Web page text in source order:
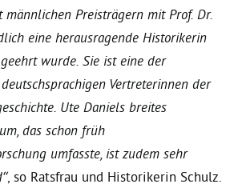
Rathaus
– 2030
männlichen Preisträgern mit Prof. Dr.
eine herausragende Historikerin
wurde. Sie ist eine der
Vertreterinnen der
Ute Daniels breites
das schon früh
umfasste, ist zudem sehr
, so Ratsfrau und Historikerin Schulz.